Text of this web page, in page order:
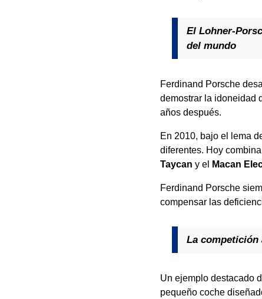
El Lohner-
del mundo
Ferdinand Porsche
demostrar la idoneidad
años después.
En 2010, bajo el lema
diferentes. Hoy
Taycan y el Macan
Ferdinand Porsche
compensar las
La competición
Un ejemplo destacado
pequeño coche